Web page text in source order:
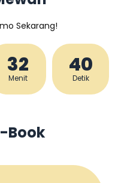
Sekarang!
32
Menit
39
Detik
Book